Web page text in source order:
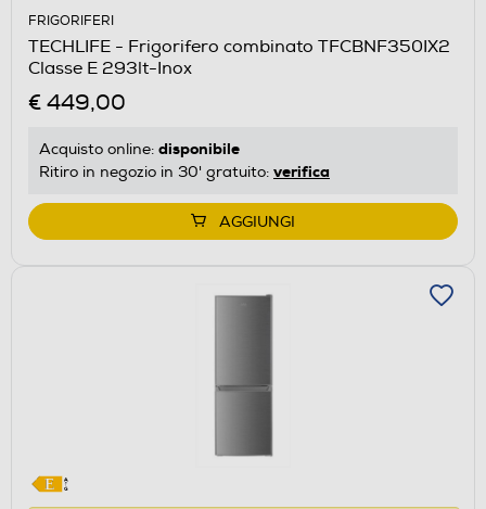
FRIGORIFERI
TECHLIFE - Frigorifero combinato TFCBNF350IX2
Classe E 293lt-Inox
€ 449,00
Acquisto online: disponibile
Ritiro in negozio in 30' gratuito: verifica
AGGIUNGI